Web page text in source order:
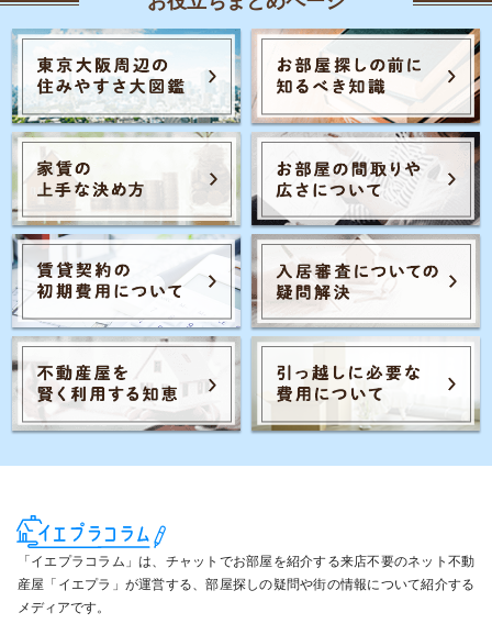
Posts navigation 1 3 4 5
「イエプラコラム」は、チャットでお部屋を紹介する来店不要のネット不動
産屋「イエプラ」が運営する、部屋探しの疑問や街の情報について紹介する
メディアです。